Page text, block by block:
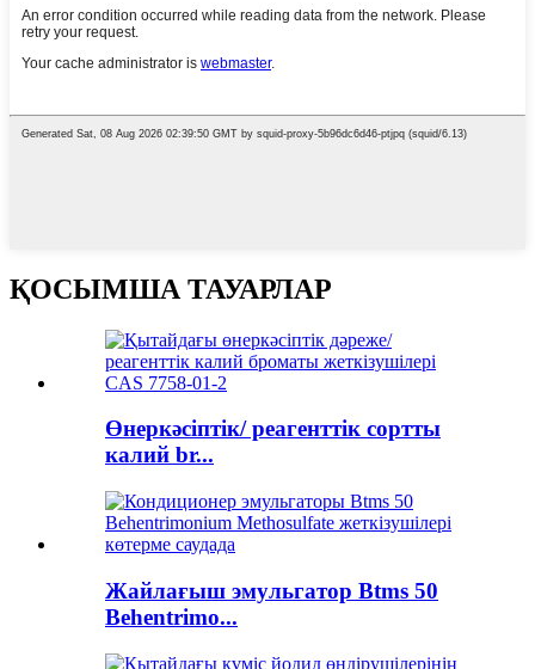
ҚОСЫМША ТАУАРЛАР
Өнеркәсіптік/ реагенттік сортты
калий br...
Жайлағыш эмульгатор Btms 50
Behentrimo...